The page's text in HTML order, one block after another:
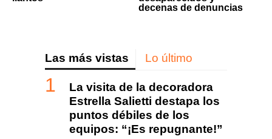
decenas de denuncias
Las más vistas Lo último
La visita de la decoradora
Estrella Salietti destapa los
puntos débiles de los
equipos: “¡Es repugnante!”